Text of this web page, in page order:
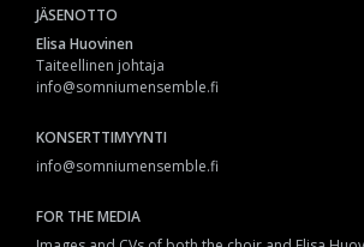
JÄSENOTTO
Elisa Huovinen
Taiteellinen johtaja
info@somniumensemble.fi
KONSERTTIMYYNTI
info@somniumensemble.fi
FOR THE MEDIA